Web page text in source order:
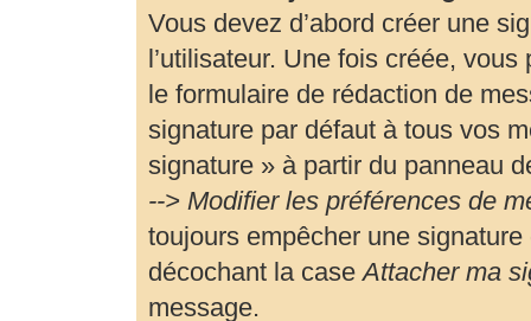
Vous devez d’abord créer une
l’utilisateur. Une fois créée,
le formulaire de rédaction de
signature par défaut à tous vos
signature » à partir du panneau
--> Modifier les préférences de
toujours empêcher une
décochant la caseAttacher ma
message.